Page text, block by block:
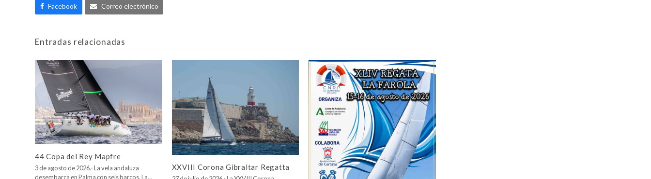
Facebook Correo electrónico
Entradas relacionadas
44 Copa del Rey Mapfre
3 de agosto de 2026.- La vela andaluza
desembarca en Palma con seis barcos. La…
XXVIII Corona Gibraltar Regatta